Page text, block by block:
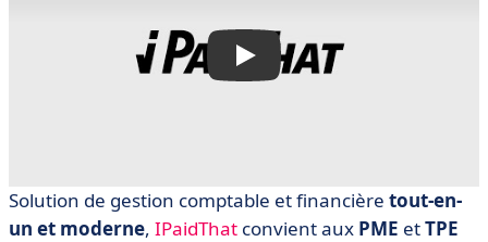
Solution de gestion comptable et financière tout-en-
un et moderne, IPaidThat convient aux PME etTPE